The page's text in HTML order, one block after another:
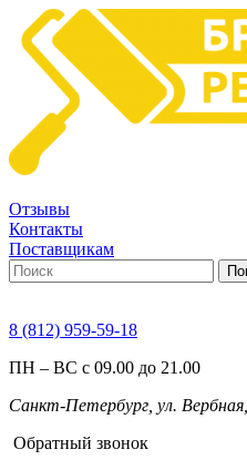
Отзывы
Контакты
Поставщикам
8 (812) 959-59-18
ПН – ВС с 09.00 до 21.00
Санкт-Петербург, ул.
Обратный звонок